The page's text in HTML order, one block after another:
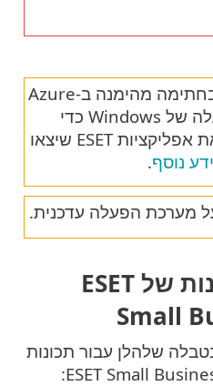
יש להתקין תמיכה בחתימה מהימנה ב-Azure
בכל מערכות ההפעלה של Windows כדי
להתקין או לשדרג את אפליקציות ESET שיצאו
נוסף.
מערכת הפעלה עדכנית.
דרישות עבור תכונות של ESET
Small
שלהלן עבור תכונות